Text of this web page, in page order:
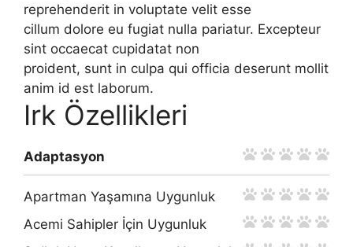
reprehenderit in voluptate velit esse
cillum dolore eu fugiat nulla pariatur. Excepteur
sint occaecat cupidatat non
proident, sunt in culpa qui officia deserunt mollit
anim id est laborum.
Irk Özellikleri
Adaptasyon
Apartman Yaşamına Uygunluk
Acemi Sahipler İçin Uygunluk